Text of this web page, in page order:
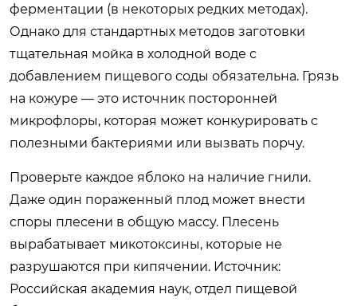
ферментации (в некоторых редких методах).
Однако для стандартных методов заготовки
тщательная мойка в холодной воде с
добавлением пищевого соды обязательна. Грязь
на кожуре — это источник посторонней
микрофлоры, которая может конкурировать с
полезными бактериями или вызвать порчу.
Проверьте каждое яблоко на наличие гнили.
Даже один пораженный плод может внести
споры плесени в общую массу. Плесень
вырабатывает микотоксины, которые не
разрушаются при кипячении. Источник:
Российская академия наук, отдел пищевой